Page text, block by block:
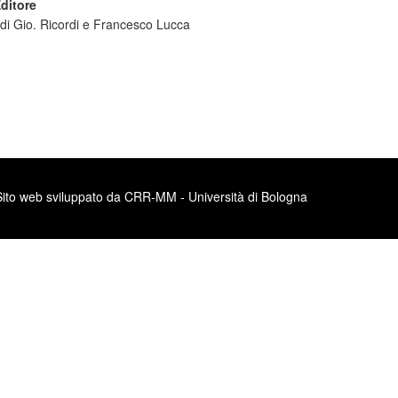
Gio. Ricordi e Francesco Lucca
web sviluppato da CRR-MM - Università di Bologna